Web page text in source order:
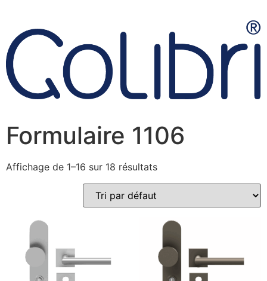
Formulaire 1106
Affichage de 1–16 sur 18 résultats